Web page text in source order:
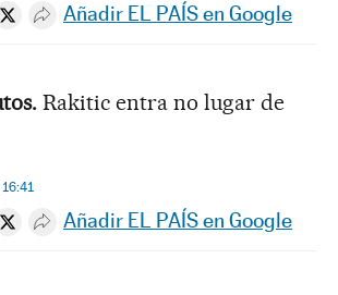
en Whatsapp
en Facebook
Compartir en Twitter
Desplegar Redes Sociales
Añadir EL PAÍS en Google
Rakitic entra no lugar de
16:41
en Whatsapp
en Facebook
Compartir en Twitter
Desplegar Redes Sociales
Añadir EL PAÍS en Google